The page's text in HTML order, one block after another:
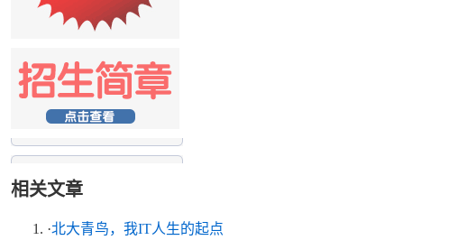
相关文章
·北大青鸟，我IT人生的起点